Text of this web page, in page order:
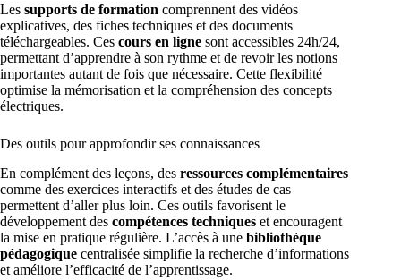
Les supports de formation comprennent des vidéos
explicatives, des fiches techniques et des documents
téléchargeables. Ces cours en ligne sont accessibles 24h/24,
permettant d’apprendre à son rythme et de revoir les notions
importantes autant de fois que nécessaire. Cette flexibilité
optimise la mémorisation et la compréhension des concepts
électriques.
Des outils pour approfondir ses connaissances
En complément des leçons, des ressources complémentaires
comme des exercices interactifs et des études de cas
permettent d’aller plus loin. Ces outils favorisent le
développement des compétences techniques et encouragent
la mise en pratique régulière. L’accès à une bibliothèque
pédagogique centralisée simplifie la recherche d’informations
et améliore l’efficacité de l’apprentissage.